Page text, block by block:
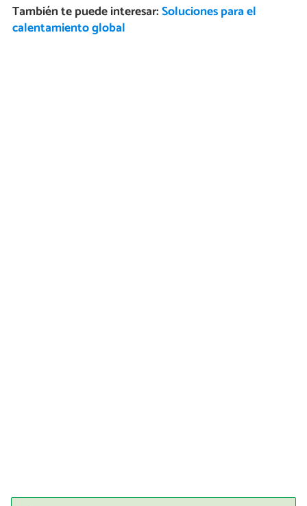
También te puede interesar:Soluciones para el
calentamiento global